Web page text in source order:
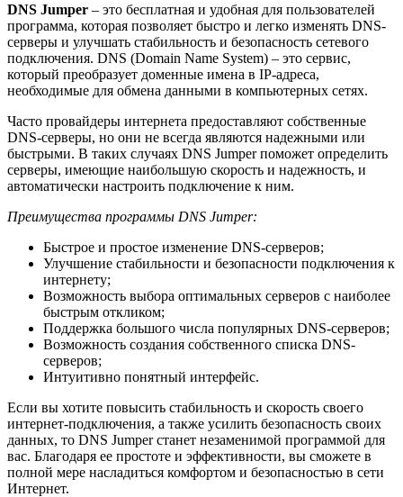
DNS Jumper – это бесплатная и удобная для пользователей
программа, которая позволяет быстро и легко изменять DNS-
серверы и улучшать стабильность и безопасность сетевого
подключения. DNS (Domain Name System) – это сервис,
который преобразует доменные имена в IP-адреса,
необходимые для обмена данными в компьютерных сетях.
Часто провайдеры интернета предоставляют собственные
DNS-серверы, но они не всегда являются надежными или
быстрыми. В таких случаях DNS Jumper поможет определить
серверы, имеющие наибольшую скорость и надежность, и
автоматически настроить подключение к ним.
Преимущества программы DNS Jumper:
Быстрое и простое изменение DNS-серверов;
Улучшение стабильности и безопасности подключения к
интернету;
Возможность выбора оптимальных серверов с наиболее
быстрым откликом;
Поддержка большого числа популярных DNS-серверов;
Возможность создания собственного списка DNS-
серверов;
Интуитивно понятный интерфейс.
Если вы хотите повысить стабильность и скорость своего
интернет-подключения, а также усилить безопасность своих
данных, то DNS Jumper станет незаменимой программой для
вас. Благодаря ее простоте и эффективности, вы сможете в
полной мере насладиться комфортом и безопасностью в сети
Интернет.